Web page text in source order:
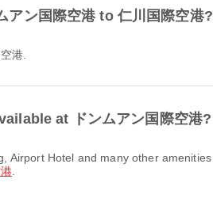
ン国際空港 to 仁川国際空港?
港.
at ドンムアン国際空港?